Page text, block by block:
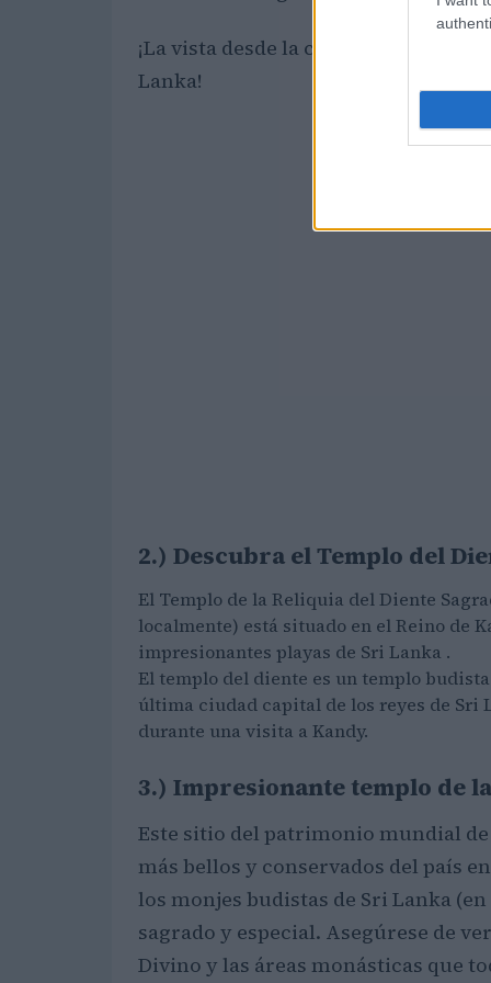
¡La vista desde la cima es increíble
Lanka!
2.) Descubra el Templo del
El Templo de la Reliquia del Diente
localmente) está situado en el Reino de
impresionantes playas de Sri Lanka .
El templo del diente es un templo
última ciudad capital de los reyes de Sri
durante una visita a Kandy.
3.) Impresionante templo de
Este sitio del patrimonio mundial de
más bellos y conservados del país
los monjes budistas de Sri Lanka
sagrado y especial. Asegúrese de
Divino y las áreas monásticas que